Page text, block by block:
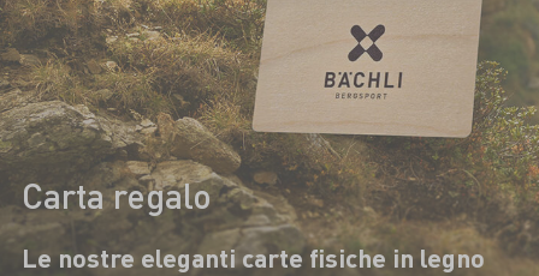
Carta regalo
Le nostre eleganti carte fisiche in legno